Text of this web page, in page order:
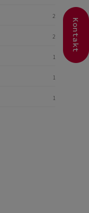
2
2
1
1
1
Kontakt